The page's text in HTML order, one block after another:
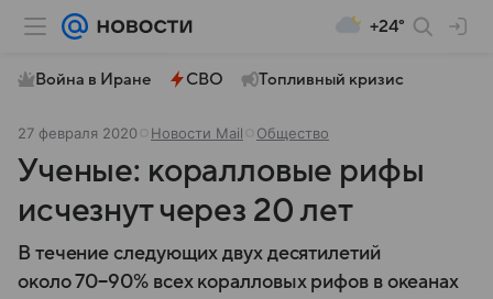
+24°
Война в Иране СВО Топливный кризис
27 февраля 2020 Новости Mail Общество
Ученые: коралловые рифы
исчезнут через 20 лет
В течение следующих двух десятилетий
около 70−90% всех коралловых рифов в океанах